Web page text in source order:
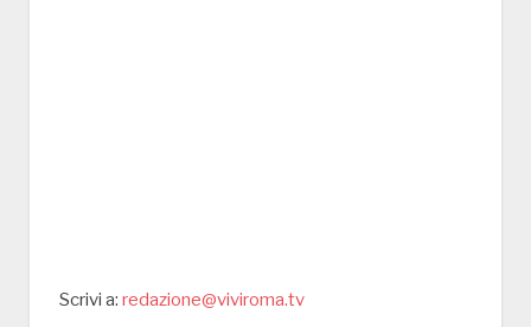
Scrivi a: redazione@viviroma.tv